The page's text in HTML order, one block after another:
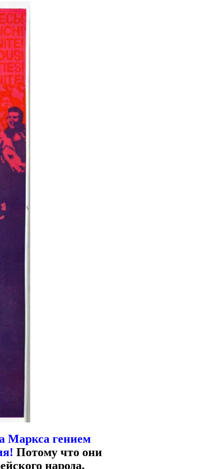
Маркса гением
Потому что они
народа,